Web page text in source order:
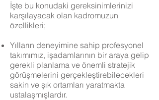
İşte bu konudaki gereksinimlerinizi
karşılayacak olan kadromuzun
özellikleri;
Yılların deneyimine sahip profesyonel
takımımız, işadamlarının bir araya gelip
gerekli planlama ve önemli stratejik
görüşmelerini gerçekleştirebilecekleri
sakin ve şık ortamları yaratmakta
ustalaşmışlardır.